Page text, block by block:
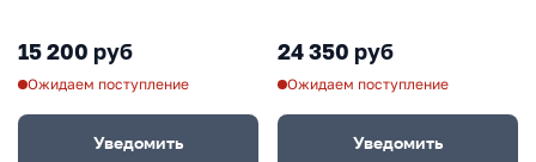
15 200 руб
Ожидаем поступление
Уведомить
24 350 руб
Ожидаем поступление
Уведомить